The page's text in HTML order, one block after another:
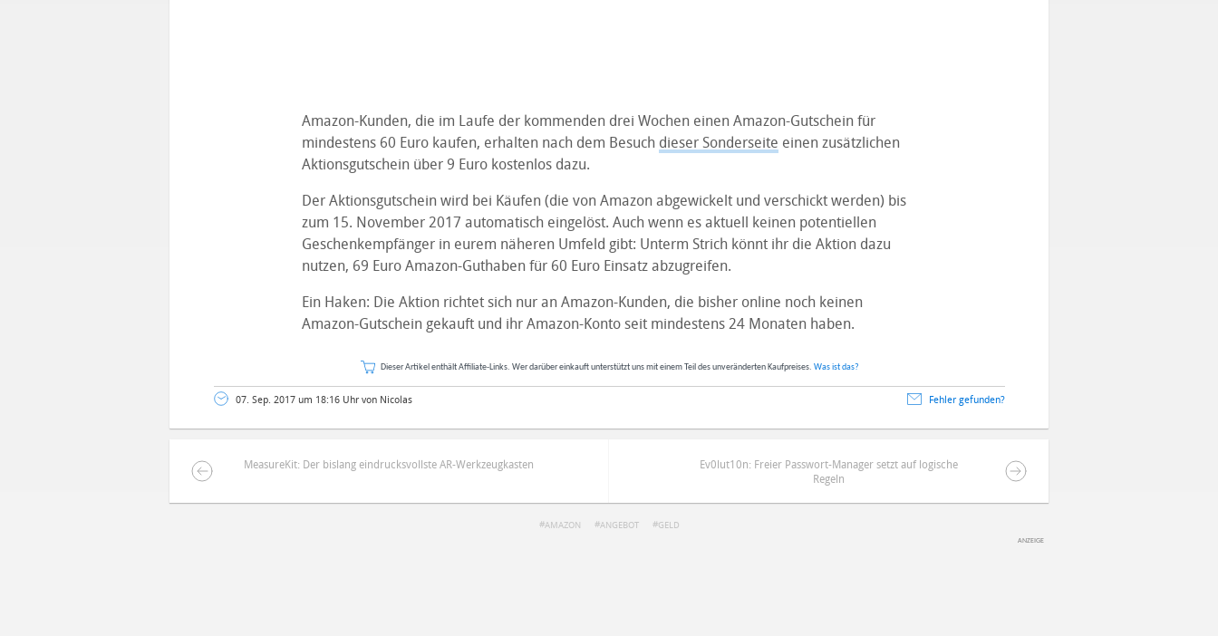
Amazon-Kunden, die im Laufe der kommenden drei Wochen einen Amazon-Gutschein für
mindestens 60 Euro kaufen, erhalten nach dem Besuch dieser Sonderseite einen zusätzlichen
Aktionsgutschein über 9 Euro kostenlos dazu.
Der Aktionsgutschein wird bei Käufen (die von Amazon abgewickelt und verschickt werden) bis
zum 15. November 2017 automatisch eingelöst. Auch wenn es aktuell keinen potentiellen
Geschenkempfänger in eurem näheren Umfeld gibt: Unterm Strich könnt ihr die Aktion dazu
nutzen, 69 Euro Amazon-Guthaben für 60 Euro Einsatz abzugreifen.
Ein Haken: Die Aktion richtet sich nur an Amazon-Kunden, die bisher online noch keinen
Amazon-Gutschein gekauft und ihr Amazon-Konto seit mindestens 24 Monaten haben.
Dieser Artikel enthält Affiliate-Links. Wer darüber einkauft unterstützt uns mit einem Teil des unveränderten Kaufpreises. Was ist das?
07. Sep. 2017 um 18:16 Uhr von Nicolas Fehler gefunden?
MeasureKit: Der bislang eindrucksvollste AR-Werkzeugkasten
Ev0lut10n: Freier Passwort-Manager setzt auf logische
Regeln
AMAZON ANGEBOT GELD